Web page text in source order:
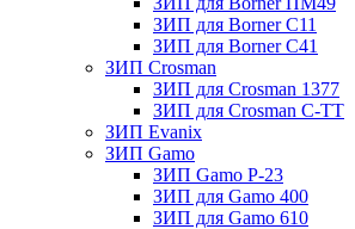
ЗИП для Borner С11
ЗИП для Borner С41
ЗИП Crosman
ЗИП для Crosman 1377
ЗИП для Crosman C-TT
ЗИП Evanix
ЗИП Gamo
ЗИП Gamo P-23
ЗИП для Gamo 400
ЗИП для Gamo 610